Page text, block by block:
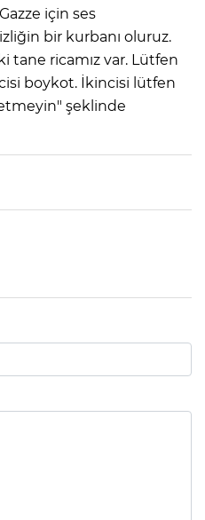
için ses
bir kurbanı oluruz.
tane ricamız var. Lütfen
boykot. İkincisi lütfen
şeklinde